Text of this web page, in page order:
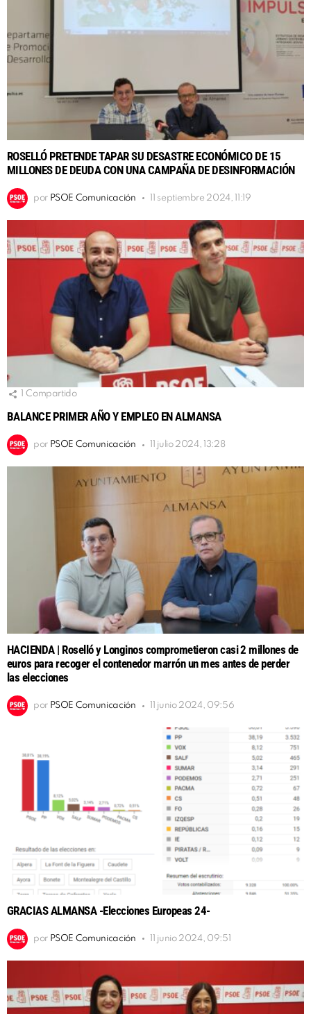
ROSELLÓ PRETENDE TAPAR SU DESASTRE ECONÓMICO DE 15
MILLONES DE DEUDA CON UNA CAMPAÑA DE DESINFORMACIÓN
por PSOE Comunicación 11 septiembre 2024, 11:19
Compartido
BALANCE PRIMER AÑO Y EMPLEO EN ALMANSA
por PSOE Comunicación 11 julio 2024, 13:28
HACIENDA | Roselló y Longinos comprometieron casi 2 millones de
euros para recoger el contenedor marrón un mes antes de perder
las elecciones
por PSOE Comunicación 11 junio 2024, 09:56
GRACIAS ALMANSA -Elecciones Europeas 24-
por PSOE Comunicación 11 junio 2024, 09:51